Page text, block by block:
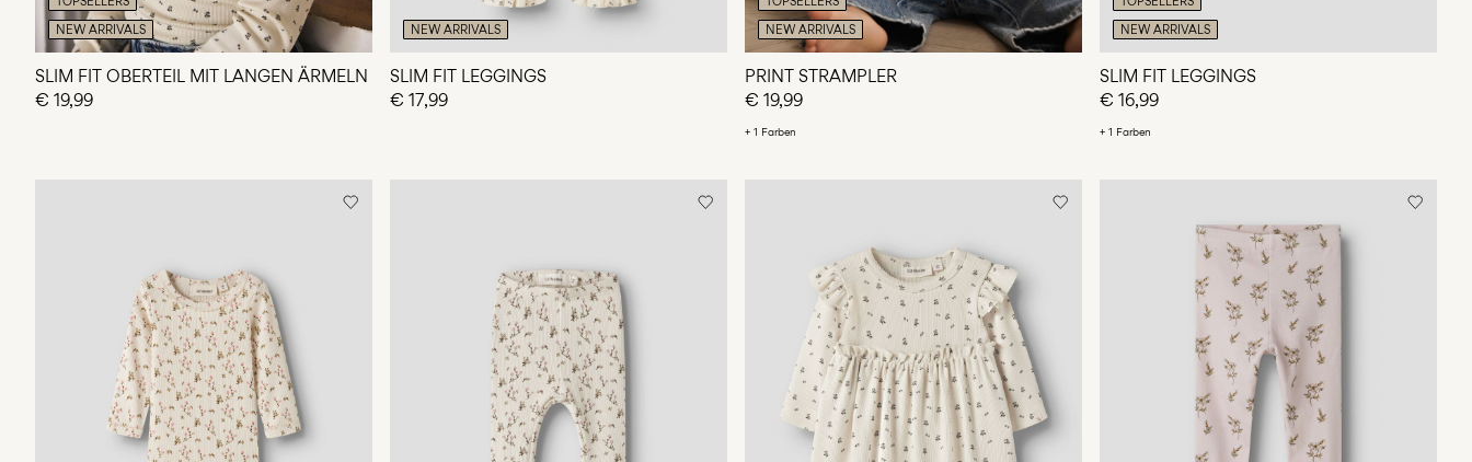
NEW ARRIVALS
SLIM FIT OBERTEIL MIT LANGEN ÄRMELN
€ 19,99
NEW ARRIVALS
SLIM FIT LEGGINGS
€ 17,99
NEW ARRIVALS
PRINT STRAMPLER
€ 19,99
+ 1 Farben
NEW ARRIVALS
SLIM FIT LEGGINGS
€ 16,99
+ 1 Farben